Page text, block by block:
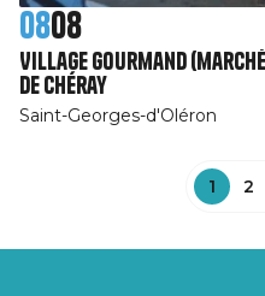
0808
Village Gourmand
de Chéray
Saint-Georges-d'Oléron
1 2